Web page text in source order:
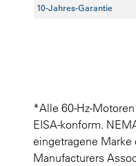
10-Jahres-Garantie
*Alle 60-Hz-
EISA-konform.
eingetragene Marke
Manufacturers